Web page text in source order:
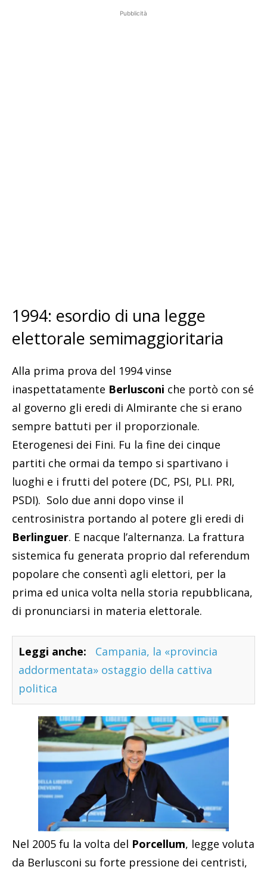
Pubblicità
1994: esordio di una legge
elettorale semimaggioritaria
Alla prima prova del 1994 vinse
inaspettatamente Berlusconi che portò con sé
al governo gli eredi di Almirante che si erano
sempre battuti per il proporzionale.
Eterogenesi dei Fini. Fu la fine dei cinque
partiti che ormai da tempo si spartivano i
luoghi e i frutti del potere (DC, PSI, PLI. PRI,
PSDI). Solo due anni dopo vinse il
centrosinistra portando al potere gli eredi di
Berlinguer. E nacque l’alternanza. La frattura
sistemica fu generata proprio dal referendum
popolare che consentì agli elettori, per la
prima ed unica volta nella storia repubblicana,
di pronunciarsi in materia elettorale.
Leggi anche:
Campania, la «provincia
addormentata» ostaggio della cattiva
politica
Nel 2005 fu la volta del Porcellum, legge voluta
da Berlusconi su forte pressione dei centristi,